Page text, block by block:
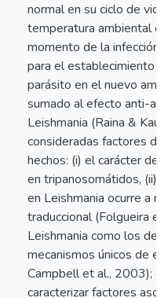
normal en su ciclo de
temperatura ambiental
momento de la
para el establecimiento
parásito en el nuevo
sumado al efecto anti-
Leishmania (Raina &
consideradas factores
hechos: (i) el carácter de
en tripanosomátidos, (ii)
en Leishmania ocurre a
traduccional (Folgueira
Leishmania como los
mecanismos únicos de
Campbell et al., 2003);
caracterizar factores